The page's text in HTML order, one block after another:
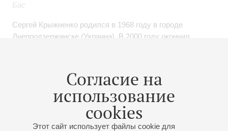
Согласие на
использование
cookies
Этот сайт использует файлы cookie для
Бас
Сергей Крыжненко родился в 1968 году в городе
Днепродзержинске (Украина). В 2000 году окончил
будучи студентом второго курса, был приглашен в
труппу Харьковского академического театра оперы и
балета им.Н.Лысенко.
В репертуаре певца партии в операх В.А.Моцарта
(Бартоло в «Свадьбе Фигаро», Зарастро в «Волшебной